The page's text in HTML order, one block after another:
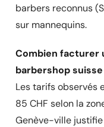
barbers reconnus
sur mannequins.
Combien facturer
barbershop suisse
Les tarifs observés
85 CHF selon la
Genève-ville